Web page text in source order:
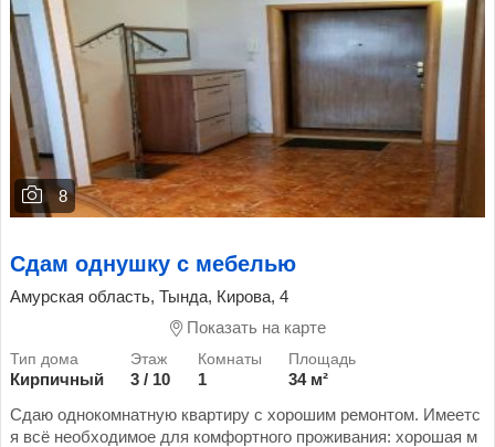
8
Сдам однушку с мебелью
Амурская область, Тында, Кирова, 4
Показать на карте
Кирпичный 3 / 10 1
34 м²
Сдаю однокомнатную квартиру с хорошим ремонтом. Имеетс
я всё необходимое для комфортного проживания: хорошая м